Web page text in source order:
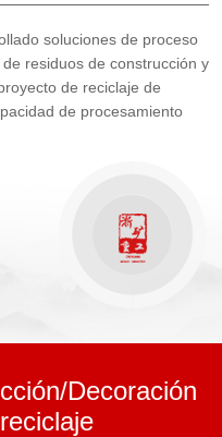
soluciones de proceso
residuos de construcción y
de reciclaje de
de procesamiento
Decoración